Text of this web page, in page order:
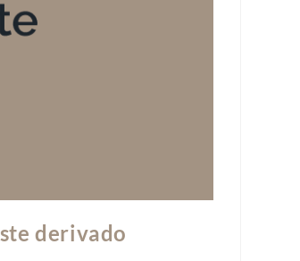
derivado